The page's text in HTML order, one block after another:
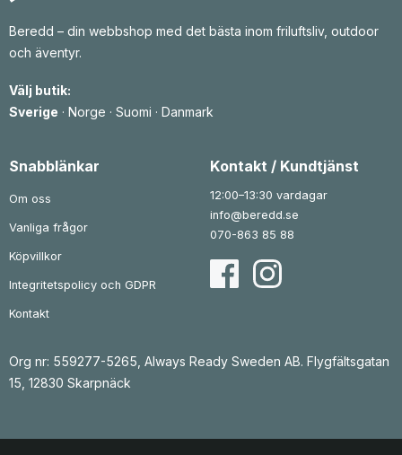
Beredd – din webbshop med det bästa inom friluftsliv, outdoor
och äventyr.
Välj butik:
Sverige · Norge · Suomi · Danmark
Snabblänkar
Om oss
Vanliga frågor
Köpvillkor
Integritetspolicy och GDPR
Kontakt
Kontakt / Kundtjänst
12:00–13:30 vardagar
info@beredd.se
070-863 85 88
Org nr: 559277-5265, Always Ready Sweden AB. Flygfältsgatan
15, 12830 Skarpnäck